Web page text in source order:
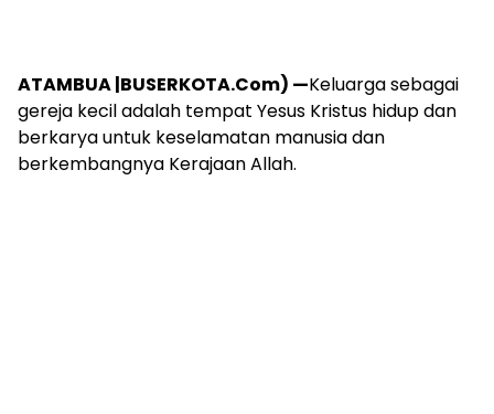
ATAMBUA |BUSERKOTA.Com) —Keluarga sebagai
gereja kecil adalah tempat Yesus Kristus hidup dan
berkarya untuk keselamatan manusia dan
berkembangnya Kerajaan Allah.